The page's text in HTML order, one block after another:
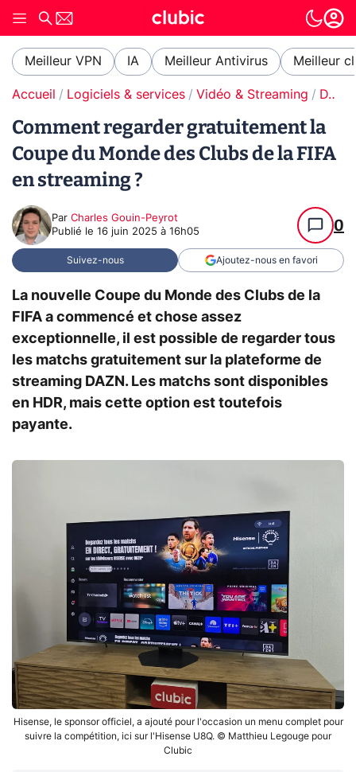
Meilleur VPN IA Meilleur Antivirus Meilleur
Accueil Logiciels & services Vidéo & Streaming DAZN
Comment regarder gratuitement la
Coupe du Monde des Clubs de la FIFA
en streaming ?
Par Charles Gouin-Peyrot
Publié le 16 juin 2025 à 16h05 0
Suivez-nous Ajoutez-nous en favori
La nouvelle Coupe du Monde des Clubs de la
FIFA a commencé et chose assez
exceptionnelle, il est possible de regarder tous
les matchs gratuitement sur la plateforme de
streaming DAZN. Les matchs sont disponibles
en HDR, mais cette option est toutefois
payante.
Hisense, le sponsor officiel, a ajouté pour l'occasion un menu complet pour
suivre la compétition, ici sur l'Hisense U8Q. © Matthieu Legouge pour
Clubic